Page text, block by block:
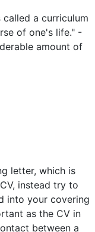
a curriculum
of one's life." -
amount of
letter, which is
instead try to
into your covering
as the CV in
between a